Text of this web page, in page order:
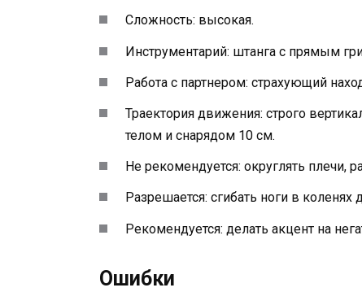
Сложность: высокая.
Инструментарий: штанга с прямым
Работа с партнером: страхующий
Траектория движения: строго
телом и снарядом 10 см.
Не рекомендуется: округлять плечи,
Разрешается: сгибать ноги в коленях
Рекомендуется: делать акцент на
Ошибки